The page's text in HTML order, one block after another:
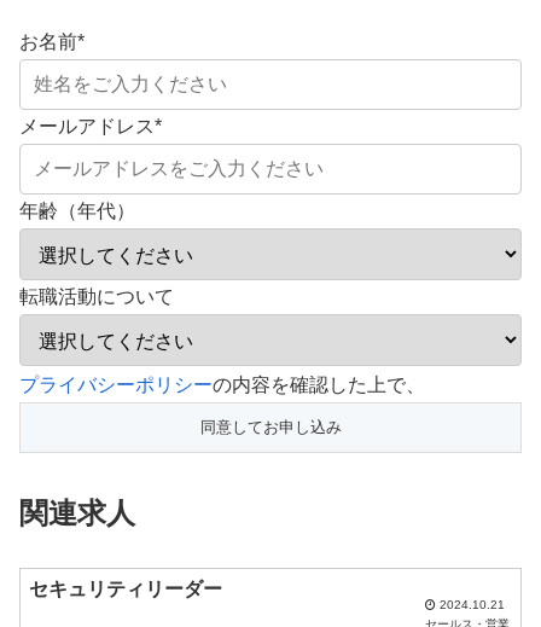
お名前*
メールアドレス*
年齢（年代）
転職活動について
こ
フ
ー
ド
プライバシーポリシーの内容を確認した上で、
関連求人
セキュリティリーダー
2024.10.21
セールス・営業